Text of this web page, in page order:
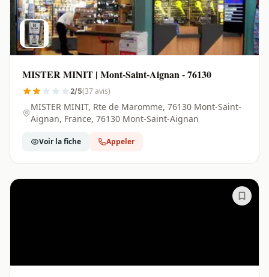
MISTER MINIT | Mont-Saint-Aignan - 76130
2/5(37 avis)
MISTER MINIT, Rte de Maromme, 76130 Mont-Saint-
Aignan, France, 76130 Mont-Saint-Aignan
Voir la fiche Appeler